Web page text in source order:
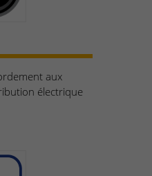
aux
électrique